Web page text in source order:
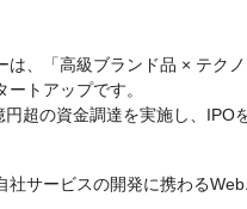
は、「高級ブランド品 × テク
トアップです。
超の資金調達を実施し、IPO
社サービスの開発に携わる